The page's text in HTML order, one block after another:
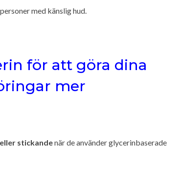
med känslig hud.
för att göra dina
mer
stickandenär de använder glycerinbaserade